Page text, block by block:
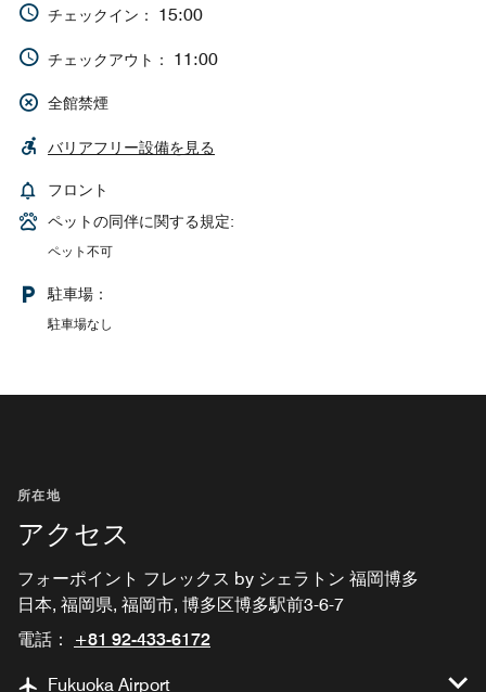
チェックイン： 15:00
チェックアウト： 11:00
全館禁煙
バリアフリー設備を見る
フロント
ペットの同伴に関する規定:
ペット不可
駐車場：
駐車場なし
所在地
アクセス
フォーポイント フレックス by シェラトン 福岡博多
日本, 福岡県, 福岡市, 博多区博多駅前3-6-7
電話：
+81 92-433-6172
Fukuoka Airport